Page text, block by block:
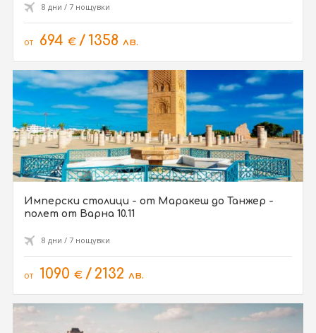
8 дни / 7 нощувки
от 694 € / 1358 лв.
Имперски столици - от Маракеш до Танжер -
полет от Варна 10.11
8 дни / 7 нощувки
от 1090 € / 2132 лв.